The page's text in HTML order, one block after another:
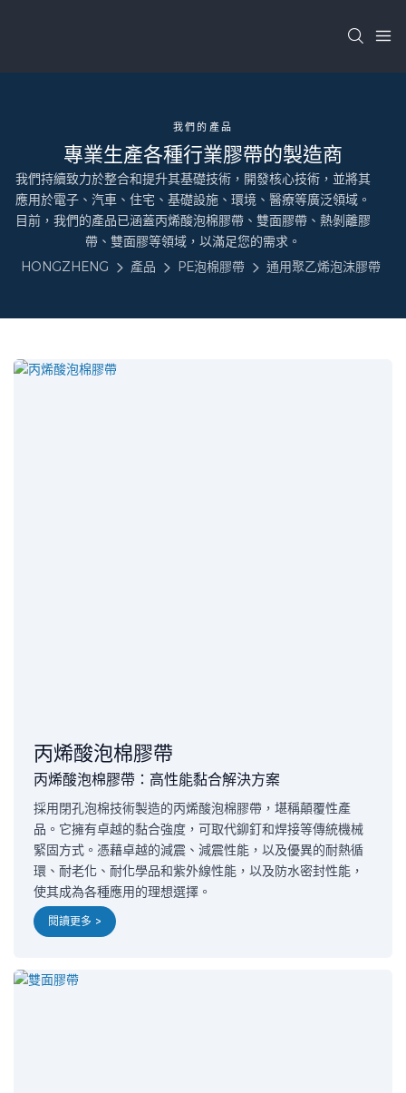
我們的產品
專業生產各種行業膠帶的製造商
我們持續致力於整合和提升其基礎技術，開發核心技術，並將其
應用於電子、汽車、住宅、基礎設施、環境、醫療等廣泛領域。
目前，我們的產品已涵蓋丙烯酸泡棉膠帶、雙面膠帶、熱剝離膠
帶、雙面膠等領域，以滿足您的需求。
HONGZHENG
產品 PE泡棉膠帶 通用聚乙烯泡沫膠帶
丙烯酸泡棉膠帶
丙烯酸泡棉膠帶：高性能黏合解決方案
採用閉孔泡棉技術製造的丙烯酸泡棉膠帶，堪稱顛覆性產
品。它擁有卓越的黏合強度，可取代鉚釘和焊接等傳統機械
緊固方式。憑藉卓越的減震、減震性能，以及優異的耐熱循
環、耐老化、耐化學品和紫外線性能，以及防水密封性能，
使其成為各種應用的理想選擇。
閱讀更多 >